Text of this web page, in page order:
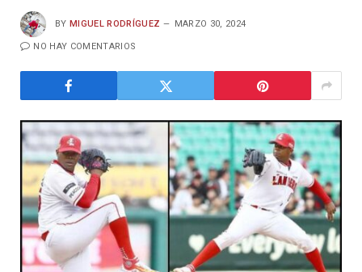
BY MIGUEL RODRÍGUEZ MARZO 30, 2024
NO HAY COMENTARIOS